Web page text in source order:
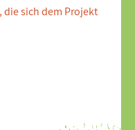
die sich dem Projekt